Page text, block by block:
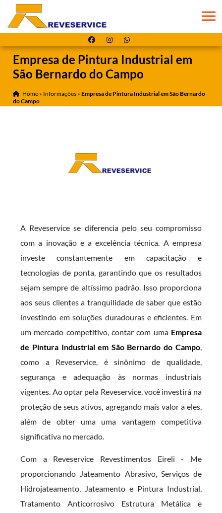
Empresa de Pintura Industrial em
São Bernardo do Campo
Home » Informações »Empresa de Pintura Industrial em São Bernardo
do Campo
A Reveservice se diferencia pelo seu compromisso
com a inovação e a excelência técnica. A empresa
investe constantemente em capacitação e
tecnologias de ponta, garantindo que os resultados
sejam sempre de altíssimo padrão. Isso proporciona
aos seus clientes a tranquilidade de saber que estão
investindo em soluções duradouras e eficientes. Em
um mercado competitivo, contar com uma Empresa
de Pintura Industrial em São Bernardo do Campo,
como a Reveservice, é sinônimo de qualidade,
segurança e adequação às normas industriais
vigentes. Ao optar pela Reveservice, você investirá na
proteção de seus ativos, agregando mais valor a eles,
além de obter uma uma vantagem competitiva
significativa no mercado.
Com a Reveservice Revestimentos Eireli - Me
proporcionando Jateamento Abrasivo, Serviços de
Hidrojateamento, Jateamento e Pintura Industrial,
Tratamento Anticorrosivo Estrutura Metálica e